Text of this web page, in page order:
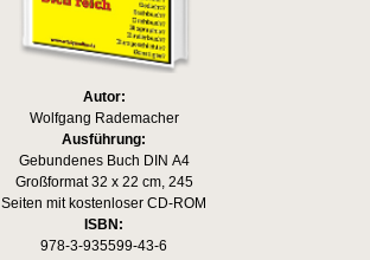
Autor:
Wolfgang Rademacher
Ausführung:
Gebundenes Buch DIN A4
Großformat 32 x 22 cm, 245
Seiten mit kostenloser CD-ROM
ISBN:
978-3-935599-43-6